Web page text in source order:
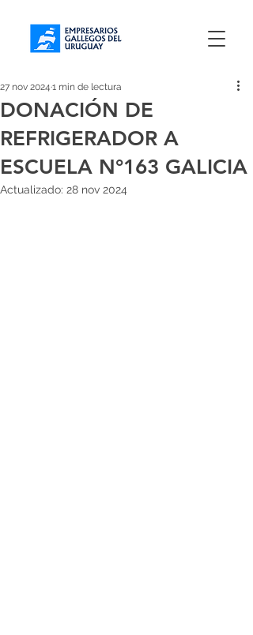
DONACIÓN DE
REFRIGERADOR A
ESCUELA N°163 GALICIA
27 nov 2024 1 min de lectura
Actualizado: 28 nov 2024